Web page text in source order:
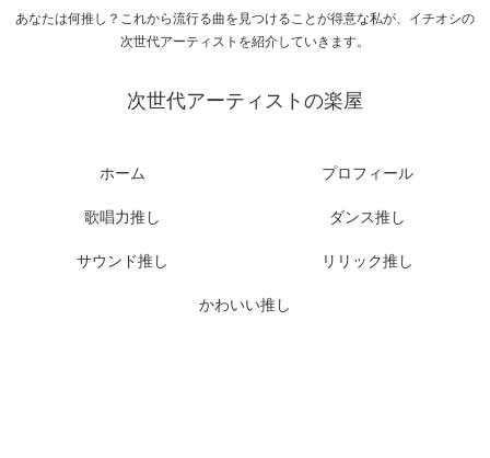
あなたは何推し？これから流行る曲を見つけることが得意な私が、イチオシの
次世代アーティストを紹介していきます。
次世代アーティストの楽屋
ホーム プロフィール
歌唱力推し ダンス推し
サウンド推し リリック推し
かわいい推し